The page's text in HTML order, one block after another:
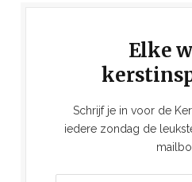
Elke
Schrijf je in voor de
iedere zondag de